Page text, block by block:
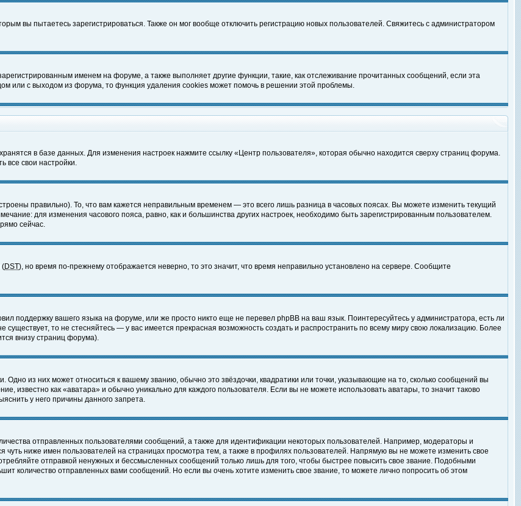
вы пытаетесь зарегистрироваться. Также он мог вообще отключить регистрацию новых пользователей. Свяжитесь с администратором
именем на форуме, а также выполняет другие функции, такие, как отслеживание прочитанных сообщений, если эта
или с выходом из форума, то функция удаления cookies может помочь в решении этой проблемы.
в базе данных. Для изменения настроек нажмите ссылку «Центр пользователя», которая обычно находится сверху страниц форума.
все свои настройки.
правильно). То, что вам кажется неправильным временем — это всего лишь разница в часовых поясах. Вы можете изменить текущий
для изменения часового пояса, равно, как и большинства других настроек, необходимо быть зарегистрированным пользователем.
сейчас.
(DST), но время по-прежнему отображается неверно, то это значит, что время неправильно установлено на сервере. Сообщите
поддержку вашего языка на форуме, или же просто никто еще не перевел phpBB на ваш язык. Поинтересуйтесь у администратора, есть ли
существует, то не стесняйтесь — у вас имеется прекрасная возможность создать и распространить по всему миру свою локализацию. Более
внизу страниц форума).
из них может относиться к вашему званию, обычно это звёздочки, квадратики или точки, указывающие на то, сколько сообщений вы
известно как «аватара» и обычно уникально для каждого пользователя. Если вы не можете использовать аватары, то значит таково
у него причины данного запрета.
отправленных пользователями сообщений, а также для идентификации некоторых пользователей. Например, модераторы и
ниже имен пользователей на страницах просмотра тем, а также в профилях пользователей. Напрямую вы не можете изменить свое
отправкой ненужных и бессмысленных сообщений только лишь для того, чтобы быстрее повысить свое звание. Подобными
количество отправленных вами сообщений. Но если вы очень хотите изменить свое звание, то можете лично попросить об этом